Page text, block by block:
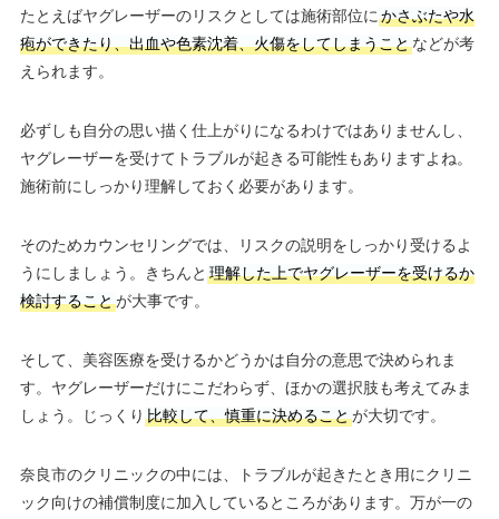
たとえばヤグレーザーのリスクとしては施術部位に かさぶたや水
疱ができたり、出血や色素沈着、火傷をしてしまうことなどが考
えられます。
必ずしも自分の思い描く仕上がりになるわけではありませんし、
ヤグレーザーを受けてトラブルが起きる可能性もありますよね。
施術前にしっかり理解しておく必要があります。
そのためカウンセリングでは、リスクの説明をしっかり受けるよ
うにしましょう。きちんと 理解した上でヤグレーザーを受けるか
検討することが大事です。
そして、美容医療を受けるかどうかは自分の意思で決められま
す。ヤグレーザーだけにこだわらず、ほかの選択肢も考えてみま
しょう。じっくり 比較して、慎重に決めることが大切です。
奈良市のクリニックの中には、トラブルが起きたとき用にクリニ
ック向けの補償制度に加入しているところがあります。万が一の